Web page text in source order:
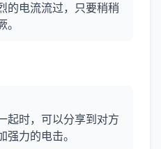
的电流流过，只要稍稍
起时，可以分享到对方
力的电击。